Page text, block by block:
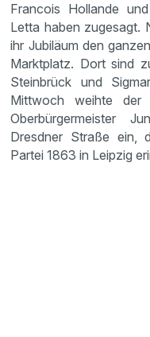
Francois Hollande
Letta haben zugesagt.
ihr Jubiläum den
Markt­platz. Dort sind
Stein­brück und
Mittwoch weihte der
Oberbür­ger­meister
Dresdner Straße ein,
Partei 1863 in Leipzig